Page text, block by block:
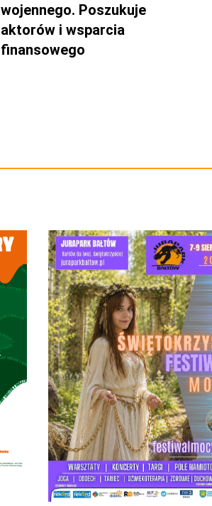
wojennego. Poszukuje
aktorów i wsparcia
finansowego